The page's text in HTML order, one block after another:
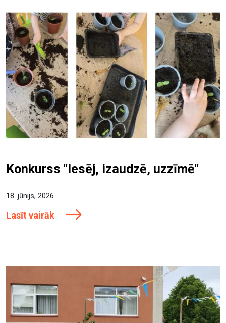
Konkurss "Iesēj, izaudzē, uzzīmē"
18. jūnijs, 2026
Lasīt vairāk